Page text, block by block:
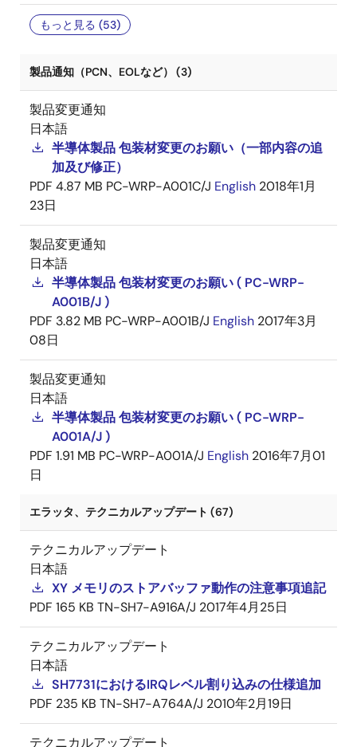
もっと見る (53)
製品通知（PCN、EOLなど） (3)
製品変更通知
日本語
半導体製品 包装材変更のお願い（一部内容の追
加及び修正）
PDF 4.87 MB PC-WRP-A001C/J English 2018年1月
23日
製品変更通知
日本語
半導体製品 包装材変更のお願い ( PC-WRP-
A001B/J )
PDF 3.82 MB PC-WRP-A001B/J English 2017年3月
08日
製品変更通知
日本語
半導体製品 包装材変更のお願い ( PC-WRP-
A001A/J )
PDF 1.91 MB PC-WRP-A001A/J English 2016年7月01
日
エラッタ、テクニカルアップデート (67)
テクニカルアップデート
日本語
XY メモリのストアバッファ動作の注意事項追記
PDF 165 KB TN-SH7-A916A/J 2017年4月25日
テクニカルアップデート
日本語
SH7731におけるIRQレベル割り込みの仕様追加
PDF 235 KB TN-SH7-A764A/J 2010年2月19日
テクニカルアップデート